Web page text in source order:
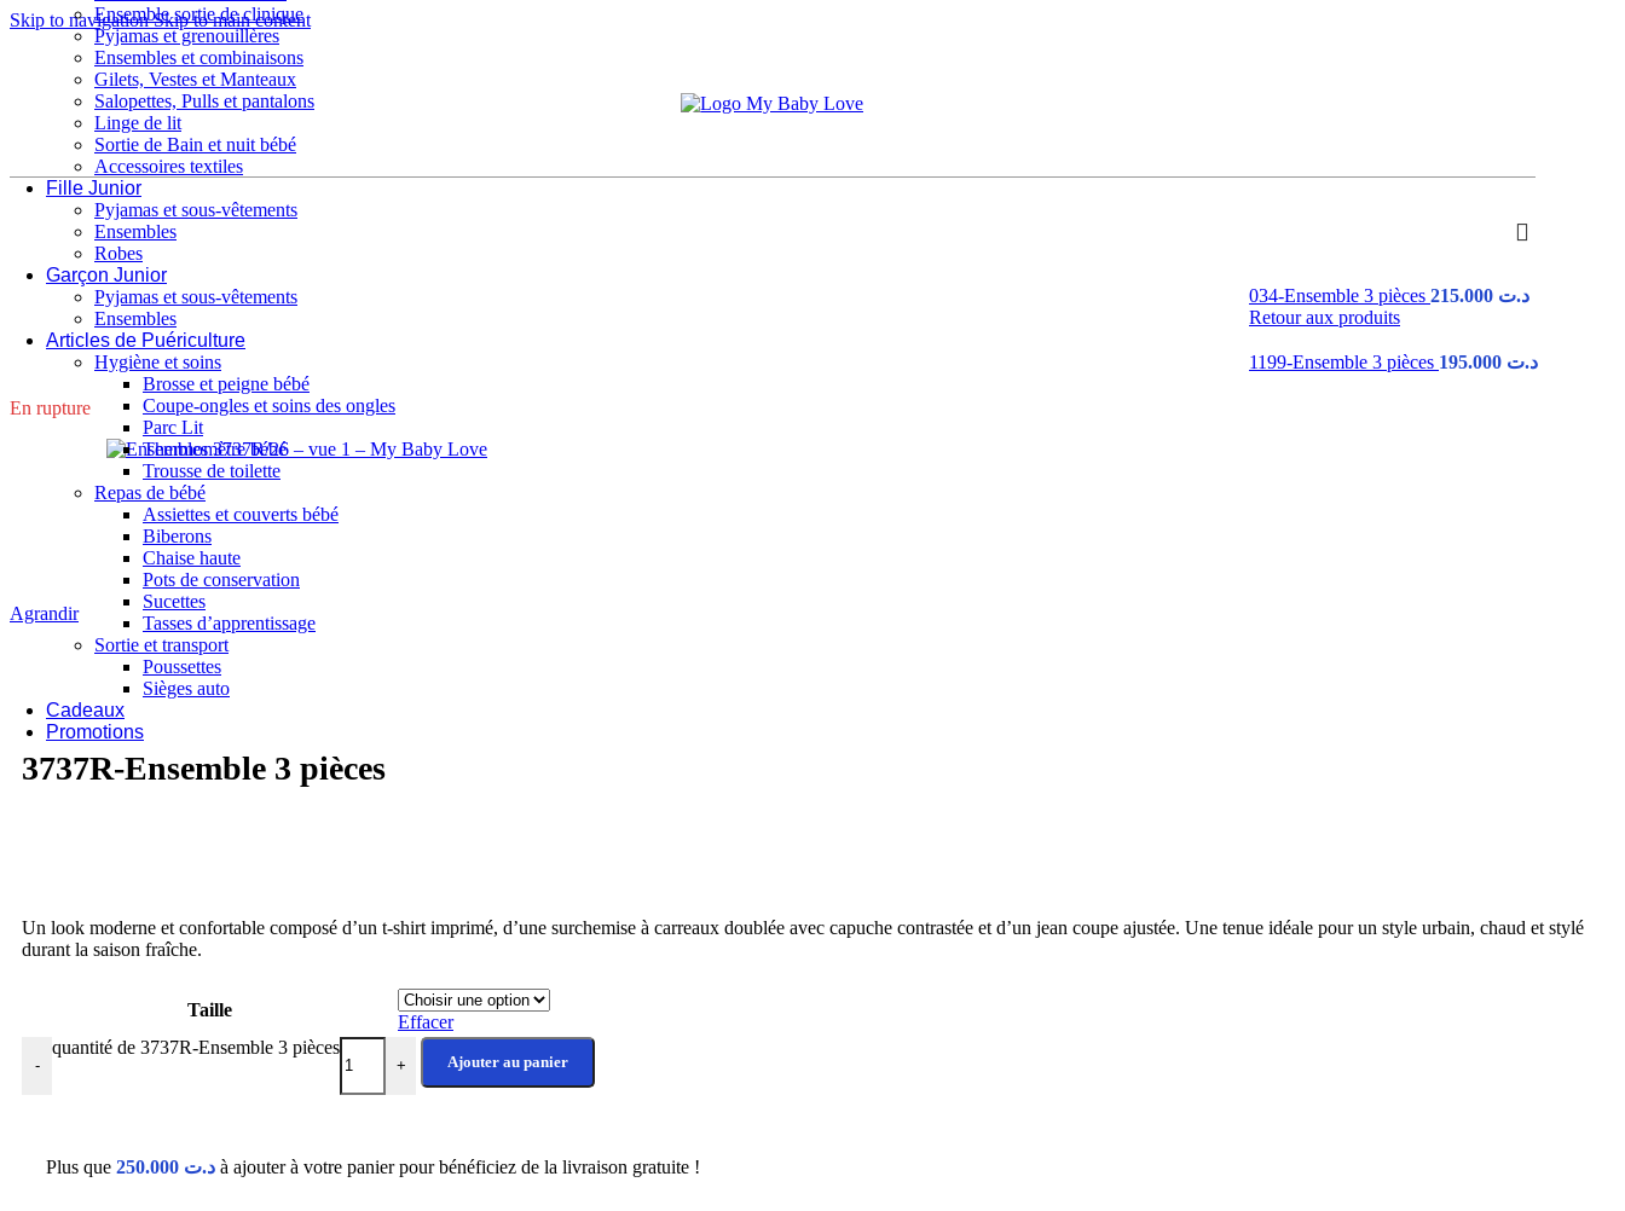
Skip to navigationSkip to main content
Ensemble sortie de clinique
Pyjamas et grenouillères
Ensembles et combinaisons
Gilets, Vestes et Manteaux
Salopettes, Pulls et pantalons
Linge de lit
Sortie de Bain et nuit bébé
Accessoires textiles
Fille Junior
Pyjamas et sous-vêtements
Ensembles
Robes
Garçon Junior
Pyjamas et sous-vêtements
Ensembles
Articles de Puériculture
Hygiène et soins
Brosse et peigne bébé
Coupe-ongles et soins des ongles
Parc Lit
Thermomètre bébé
Trousse de toilette
Repas de bébé
Assiettes et couverts bébé
Biberons
Chaise haute
Pots de conservation
Sucettes
Tasses d’apprentissage
Sortie et transport
Poussettes
Sièges auto
Cadeaux
Promotions
Accueil/ Garçon Junior
034-Ensemble 3 pièces
د.ت
Retour aux produits
1199-Ensemble 3 pièces د.ت
En rupture
Agrandir
3737R-Ensemble 3 pièces
Un look moderne et confortable composé d’un t-shirt imprimé, d’une surchemise à carreaux doublée avec capuche contrastée et d’un jean coupe ajustée. Une tenue idéale pour un style urbain, chaud et stylé
durant la saison fraîche.
Taille
Effacer
-
quantité de 3737R-Ensemble 3 pièces
+ Ajouter au panier
Plus que د.ت à ajouter à votre panier pour bénéficiez de la livraison gratuite !